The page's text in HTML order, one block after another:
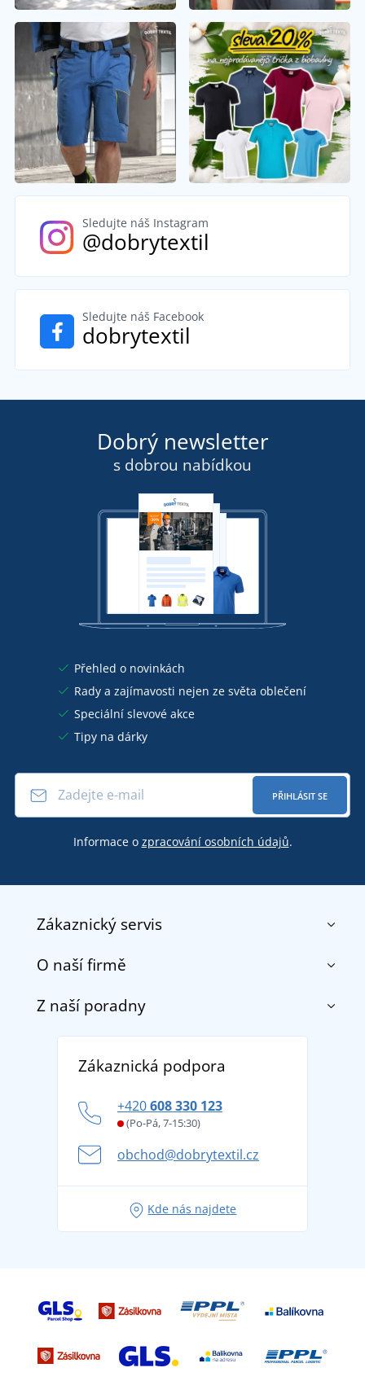
Sledujte náš Instagram
@dobrytextil
Sledujte náš Facebook
dobrytextil
Dobrý newsletter
s dobrou nabídkou
Přehled o novinkách
Rady a zajímavosti nejen ze světa oblečení
Speciální slevové akce
Tipy na dárky
PŘIHLÁSIT SE
Informace o zpracování osobních údajů.
Zákaznický servis
Kontakt
Doprava a platba
Vrácení zboží a reklamace
Potisk a výšivka
Věrnostní program BONTIS +
O naší firmě
O nás
DobrýTextil pro firmy a organizace
Z naší poradny
tradicí od roku 1976
Letní dobrodružství začíná balením aneb připravte
se na dovolenou bez starostí
Tipy na svěží outfity pro pohodové léto
Zákaznická podpora
+420608 330 123
(Po-Pá, 7-15:30)
obchod@dobrytextil.cz
Kde nás najdete